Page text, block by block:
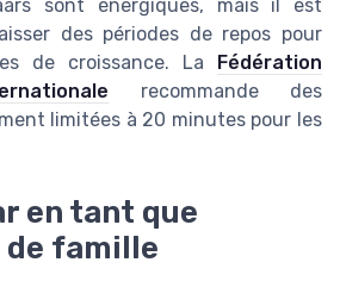
sont énergiques, mais il est
des périodes de repos pour
de croissance. La
Fédération
recommande des
limitées à 20 minutes pour les
en tant que
de famille